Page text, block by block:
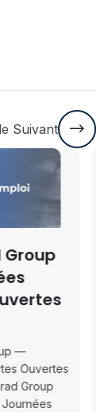
Suivant
&
2027 —
18
d’accès L1